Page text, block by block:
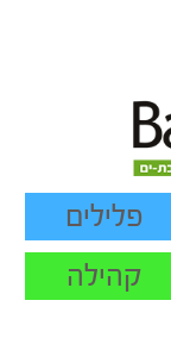
פלילים
קהילה